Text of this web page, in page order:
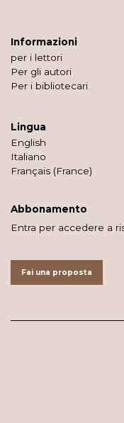
Informazioni
per i lettori
Per gli autori
Per i bibliotecari
Lingua
English
Italiano
Français (France)
Abbonamento
Entra per accedere a
Fai una proposta